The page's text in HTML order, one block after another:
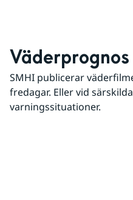
Väderprognos
SMHI publicerar
fredagar. Eller vid
varningssituationer.